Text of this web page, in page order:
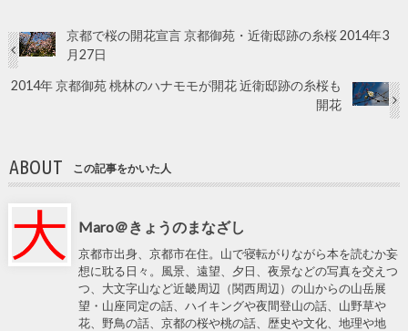
京都で桜の開花宣言 京都御苑・近衛邸跡の糸桜 2014年3
月27日
2014年 京都御苑 桃林のハナモモが開花 近衛邸跡の糸桜も
開花
ABOUT この記事をかいた人
Maro＠きょうのまなざし
京都市出身、京都市在住。山で寝転がりながら本を読むか妄
想に耽る日々。風景、遠望、夕日、夜景などの写真を交えつ
つ、大文字山など近畿周辺（関西周辺）の山からの山岳展
望・山座同定の話、ハイキングや夜間登山の話、山野草や
花、野鳥の話、京都の桜や桃の話、歴史や文化、地理や地